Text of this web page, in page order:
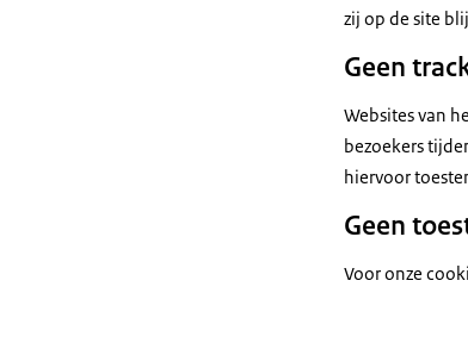
zij op de site
Geen
Websites van
bezoekers
hiervoor
Geen
Voor onze